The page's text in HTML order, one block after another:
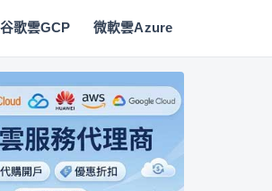
谷歌雲GCP 微軟雲Azure